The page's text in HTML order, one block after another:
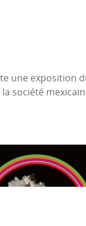
une exposition
société